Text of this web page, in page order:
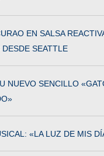
EN SALSA
SEATTLE
NUEVO SENCILLO
«LA LUZ DE MIS